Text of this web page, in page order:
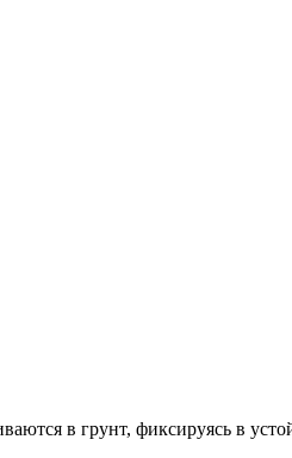
в грунт, фиксируясь в